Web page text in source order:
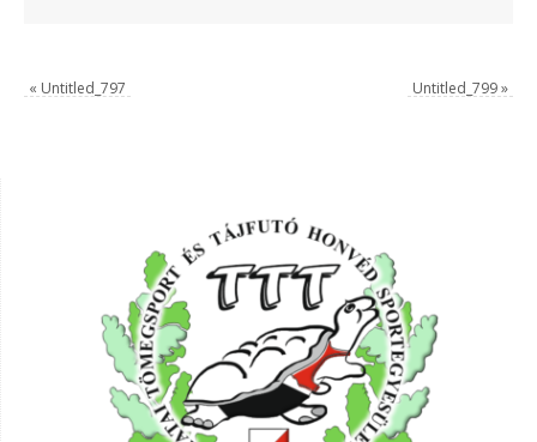
« Untitled_797 Untitled_799»